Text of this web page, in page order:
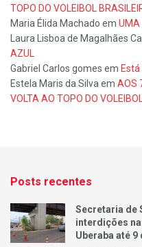
TOPO DO VOLEIBOL
Maria Élida Machado em UMA
Laura Lisboa de Magalhães
AZUL
Gabriel Carlos gomes em
Estela Maris da Silvaem AOS
VOLTA AO TOPO DO
Posts recentes
Secretaria de
interdições
Uberaba até